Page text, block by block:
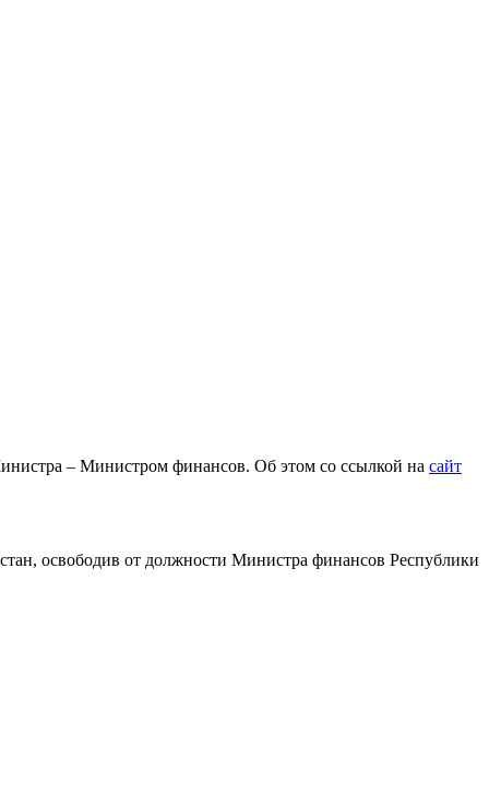
– Министром финансов. Об этом со ссылкой на сайт
освободив от должности Министра финансов Республики